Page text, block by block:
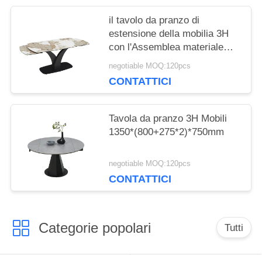
il tavolo da pranzo di
estensione della mobilia 3H
con l'Assemblea materiale
ceramica ha richiesto
negotiable MOQ:120pcs
CONTATTICI
Tavola da pranzo 3H Mobili
1350*(800+275*2)*750mm
negotiable MOQ:120pcs
CONTATTICI
Categorie popolari Tutti